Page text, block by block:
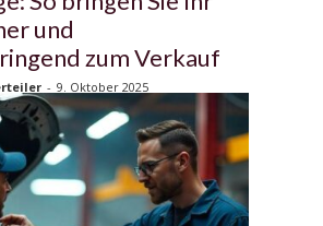
und
zum Verkauf
- 9. Oktober 2025